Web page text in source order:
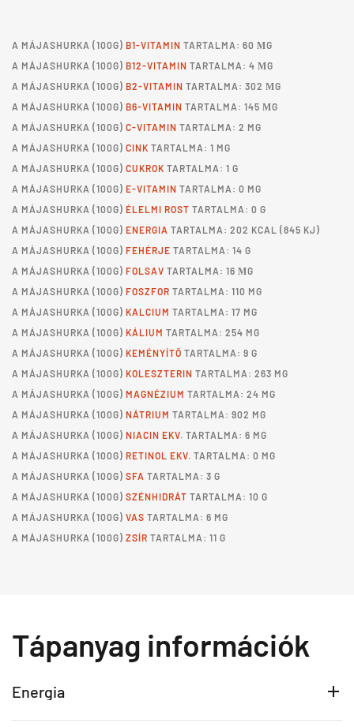
A MÁJASHURKA (100G) B1-VITAMIN TARTALMA: 60 ΜG
A MÁJASHURKA (100G) B12-VITAMIN TARTALMA: 4 ΜG
A MÁJASHURKA (100G) B2-VITAMIN TARTALMA: 302 ΜG
A MÁJASHURKA (100G) B6-VITAMIN TARTALMA: 145 ΜG
A MÁJASHURKA (100G) C-VITAMIN TARTALMA: 2 MG
A MÁJASHURKA (100G) CINK TARTALMA: 1 MG
A MÁJASHURKA (100G) CUKROK TARTALMA: 1 G
A MÁJASHURKA (100G) E-VITAMIN TARTALMA: 0 MG
A MÁJASHURKA (100G) ÉLELMI ROST TARTALMA: 0 G
A MÁJASHURKA (100G) ENERGIA TARTALMA: 202 KCAL (845 KJ)
A MÁJASHURKA (100G) FEHÉRJE TARTALMA: 14 G
A MÁJASHURKA (100G) FOLSAV TARTALMA: 16 ΜG
A MÁJASHURKA (100G) FOSZFOR TARTALMA: 110 MG
A MÁJASHURKA (100G) KALCIUM TARTALMA: 17 MG
A MÁJASHURKA (100G) KÁLIUM TARTALMA: 254 MG
A MÁJASHURKA (100G) KEMÉNYÍTŐ TARTALMA: 9 G
A MÁJASHURKA (100G) KOLESZTERIN TARTALMA: 263 MG
A MÁJASHURKA (100G) MAGNÉZIUM TARTALMA: 24 MG
A MÁJASHURKA (100G) NÁTRIUM TARTALMA: 902 MG
A MÁJASHURKA (100G) NIACIN EKV. TARTALMA: 6 MG
A MÁJASHURKA (100G) RETINOL EKV. TARTALMA: 0 MG
A MÁJASHURKA (100G) SFA TARTALMA: 3 G
A MÁJASHURKA (100G) SZÉNHIDRÁT TARTALMA: 10 G
A MÁJASHURKA (100G) VAS TARTALMA: 6 MG
A MÁJASHURKA (100G) ZSÍR TARTALMA: 11 G
Tápanyag információk
Energia